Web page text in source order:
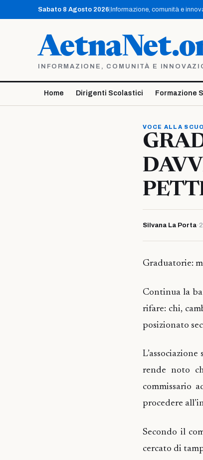
contenuto
Sabato 8 Agosto 2026 Informazione, comunità e
INFORMAZIONE, COMUNITÀ E
Home Dirigenti Scolastici Formazione
VOCE ALLA
Silvana La Porta·
Graduatorie:
Continua la
rifare: chi,
posizionato
rende noto
commissario
procedere
Secondo il
cercato di